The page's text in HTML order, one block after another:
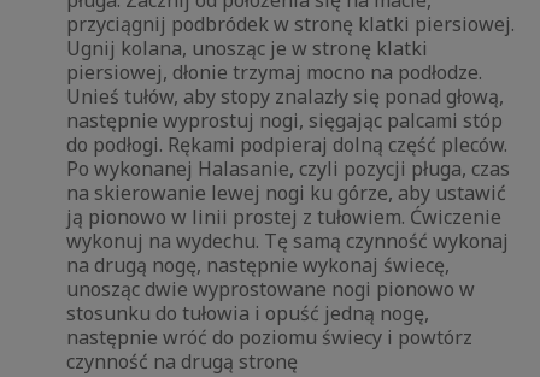
przyciągnij podbródek w stronę klatki piersiowej.
Ugnij kolana, unosząc je w stronę klatki
piersiowej, dłonie trzymaj mocno na podłodze.
Unieś tułów, aby stopy znalazły się ponad głową,
następnie wyprostuj nogi, sięgając palcami stóp
do podłogi. Rękami podpieraj dolną część pleców.
Po wykonanej Halasanie, czyli pozycji pługa, czas
na skierowanie lewej nogi ku górze, aby ustawić
ją pionowo w linii prostej z tułowiem. Ćwiczenie
wykonuj na wydechu. Tę samą czynność wykonaj
na drugą nogę, następnie wykonaj świecę,
unosząc dwie wyprostowane nogi pionowo w
stosunku do tułowia i opuść jedną nogę,
następnie wróć do poziomu świecy i powtórz
czynność na drugą stronę